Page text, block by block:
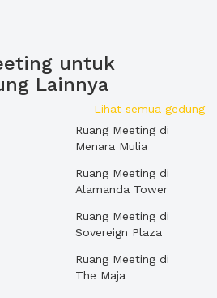
untuk
Lainnya
Lihat semua gedung
Ruang Meeting di
Menara Mulia
Ruang Meeting di
Alamanda Tower
Ruang Meeting di
Sovereign Plaza
Ruang Meeting di
The Maja